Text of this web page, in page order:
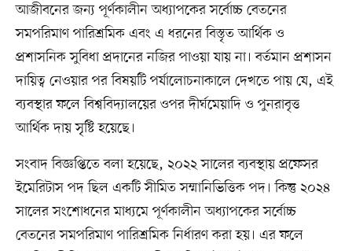
আজীবনের জন্য পূর্ণকালীন অধ্যাপকের সর্বোচ্চ বেতনের
সমপরিমাণ পারিশ্রমিক এবং এ ধরনের বিস্তৃত আর্থিক ও
প্রশাসনিক সুবিধা প্রদানের নজির পাওয়া যায় না। বর্তমান প্রশাসন
দায়িত্ব নেওয়ার পর বিষয়টি পর্যালোচনাকালে দেখতে পায় যে, এই
ব্যবস্থার ফলে বিশ্ববিদ্যালয়ের ওপর দীর্ঘমেয়াদি ও পুনরাবৃত্ত
আর্থিক দায় সৃষ্টি হয়েছে।
সংবাদ বিজ্ঞপ্তিতে বলা হয়েছে, ২০২২ সালের ব্যবস্থায় প্রফেসর
ইমেরিটাস পদ ছিল একটি সীমিত সম্মানিভিত্তিক পদ। কিন্তু ২০২৪
সালের সংশোধনের মাধ্যমে পূর্ণকালীন অধ্যাপকের সর্বোচ্চ
বেতনের সমপরিমাণ পারিশ্রমিক নির্ধারণ করা হয়। এর ফলে